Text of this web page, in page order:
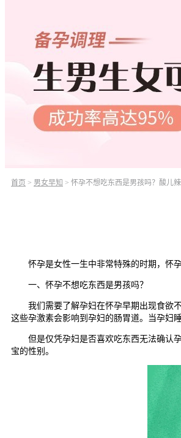
首页 > 男女早知 > 怀孕不想吃东西是男孩吗？酸儿辣
怀孕是女性一生中非常特殊的时期，怀孕
一、怀孕不想吃东西是男孩吗？
我们需要了解孕妇在怀孕早期出现食欲不
这些孕激素会影响到孕妇的肠胃道。当孕妇
但是仅凭孕妇是否喜欢吃东西无法确认孕
宝的性别。